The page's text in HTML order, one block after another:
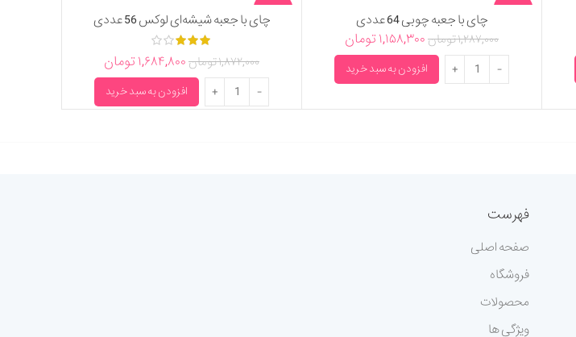
-10% چای با جعبه چوبی 64 عددی
۱,۲۸۷,۰۰۰تومان۱,۱۵۸,۳۰۰ تومان
چای با جعبه چوبی 64 عددی عددافزودن به سبد خرید
-10%چای با جعبه شیشه‌ای لوکس 56 عددی
۱,۸۷۲,۰۰۰تومان۱,۶۸۴,۸۰۰ تومان
چای با جعبه شیشه‌ای لوکس 56 عددی عدد
افزودن به سبد خرید
فهرست
صفحه اصلی
فروشگاه
محصولات
ویژگی ها